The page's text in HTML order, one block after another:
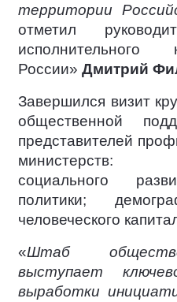
территории
отметил
России» Дмитрий
Завершился визит
общественной
представителей
министерств:
социального
политики;
человеческого
«Штаб
выступает
выработки